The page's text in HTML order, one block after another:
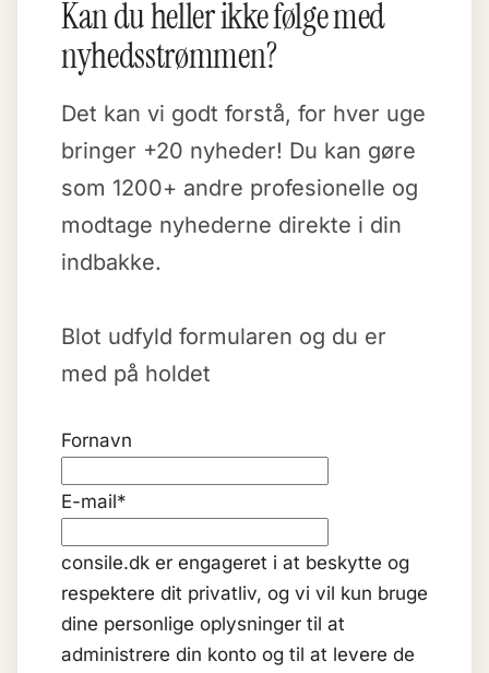
Kan du heller ikke følge med
nyhedsstrømmen?
Det kan vi godt forstå, for hver uge
bringer +20 nyheder! Du kan gøre
som 1200+ andre profesionelle og
modtage nyhederne direkte i din
indbakke.
Blot udfyld formularen og du er
med på holdet
Fornavn
E-mail*
consile.dk er engageret i at beskytte og
respektere dit privatliv, og vi vil kun bruge
dine personlige oplysninger til at
administrere din konto og til at levere de